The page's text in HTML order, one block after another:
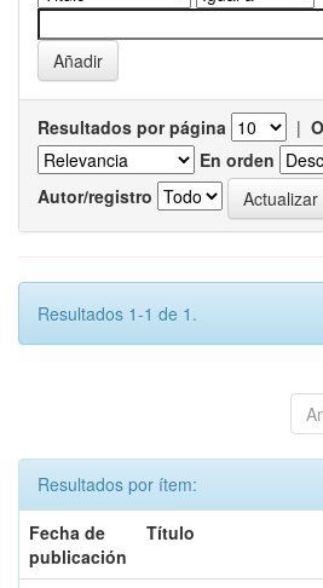
Resultados por página |
En orden
Autor/registro
Resultados 1-1 de 1.
Resultados por ítem:
Fecha de
publicación
Título